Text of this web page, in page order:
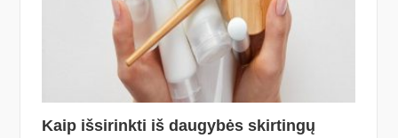
Kaip išsirinkti iš daugybės skirtingų